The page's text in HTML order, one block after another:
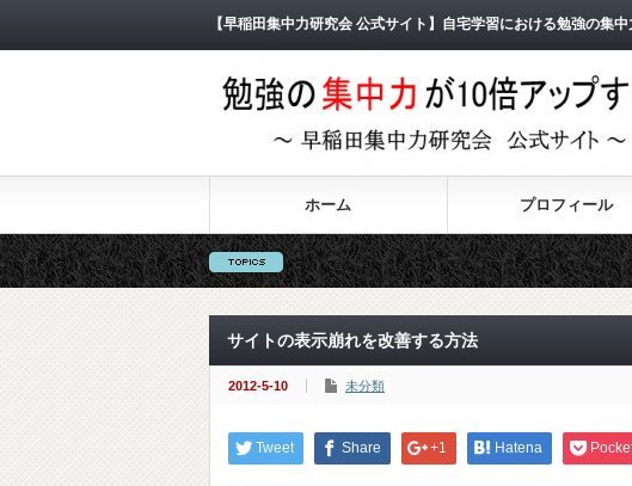
【早稲田集中力研究会 公式サイト】自宅学習における勉強の集
ホーム プロフィール
サイトの表示崩れを改善する方法
2012-5-10 未分類
Tweet Share +1 Hatena